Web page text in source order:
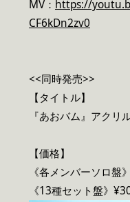
MV： https://
CF6kDn2zv0
<<同時発売>>
【タイトル】
『あおバム』アクリ
【価格】
《各メンバーソロ盤
《13種セット盤》